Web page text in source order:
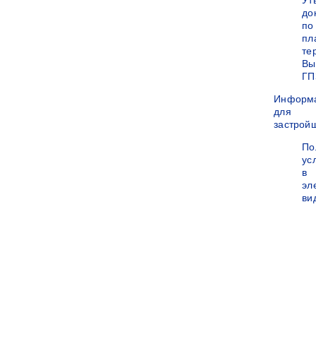
по
для
в